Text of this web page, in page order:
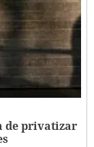
de privatizar